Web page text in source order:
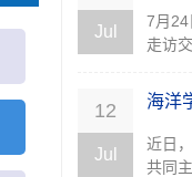
Jul
​7月24
走访
12
Jul
海洋
近日
共同